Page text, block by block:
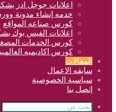
اعلانات جوجل ادز
خدمه إنشاء مدونة
كورس صناعه المواقع
اعلانات الفيس بوك
كورس الخدمات
كورس اكاديميه
المقالات
سابقه الاعمال
سياسية الخصوصية
إتصل بنا